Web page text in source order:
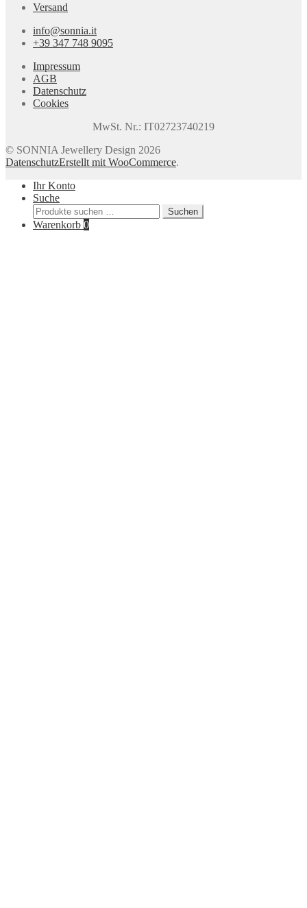
Versand
info@sonnia.it
+39 347 748 9095
Impressum
AGB
Datenschutz
Cookies
MwSt. Nr.: IT02723740219
© SONNIA Jewellery Design 2026
DatenschutzErstellt mit WooCommerce.
Ihr Konto
Suche
Suchen
nach:
Suchen
Warenkorb 0